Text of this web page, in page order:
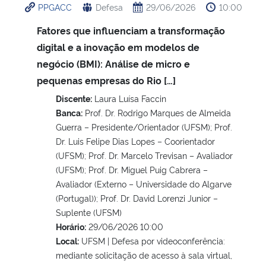
PPGACC Defesa 29/06/2026 10:00
Fatores que influenciam a transformação
digital e a inovação em modelos de
negócio (BMI): Análise de micro e
pequenas empresas do Rio […]
Discente: Laura Luísa Faccin
Banca: Prof. Dr. Rodrigo Marques de Almeida
Guerra – Presidente/Orientador (UFSM); Prof.
Dr. Luis Felipe Dias Lopes – Coorientador
(UFSM); Prof. Dr. Marcelo Trevisan – Avaliador
(UFSM); Prof. Dr. Miguel Puig Cabrera –
Avaliador (Externo – Universidade do Algarve
(Portugal)); Prof. Dr. David Lorenzi Junior –
Suplente (UFSM)
Horário: 29/06/2026 10:00
Local: UFSM | Defesa por videoconferência:
mediante solicitação de acesso à sala virtual,